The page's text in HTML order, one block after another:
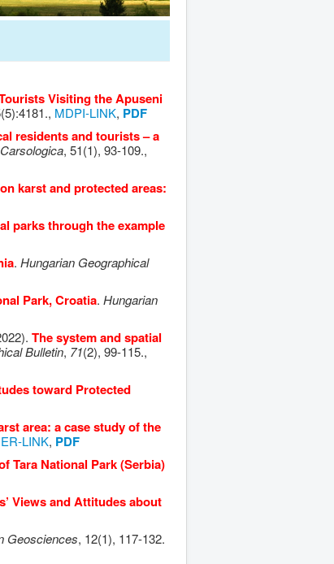
Visiting the Apuseni
MDPI-LINK, PDF
residents and tourists – a
, 51(1), 93-109.,
karst and protected areas:
parks through the example
. Hungarian Geographical
Park, Croatia. Hungarian
The system and spatial
Bulletin, 71(2), 99-115.,
toward Protected
area: a case study of the
LINK, PDF
Tara National Park (Serbia)
Views and Attitudes about
Geosciences, 12(1), 117-132.